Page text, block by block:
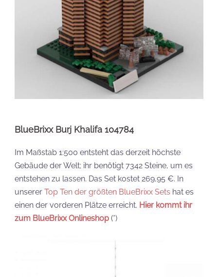
BlueBrixx Burj Khalifa 104784
Im Maßstab 1:500 entsteht das derzeit höchste
Gebäude der Welt; ihr benötigt 7342 Steine, um es
entstehen zu lassen. Das Set kostet 269,95 €. In
unserer Top Ten der größten BlueBrixx Sets hat es
einen der vorderen Plätze erreicht. Hier kommt ihr
zum BlueBrixx Onlineshop (*)